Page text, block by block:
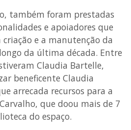
também foram prestadas
e apoiadores que
e a manutenção da
da última década. Entre
Claudia Bartelle,
beneficente Claudia
arrecada recursos para a
que doou mais de 7
do espaço.